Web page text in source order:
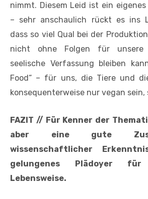
nimmt. Diesem Leid ist ein
– sehr anschaulich rückt es ins
dass so viel Qual bei der
nicht ohne Folgen für unsere
seelische Verfassung bleiben
Food“ – für uns, die Tiere und
konsequenterweise nur vegan
FAZIT // Für Kenner der
aber eine gute
wissenschaftlicher
gelungenes Plädoyer
Lebensweise.